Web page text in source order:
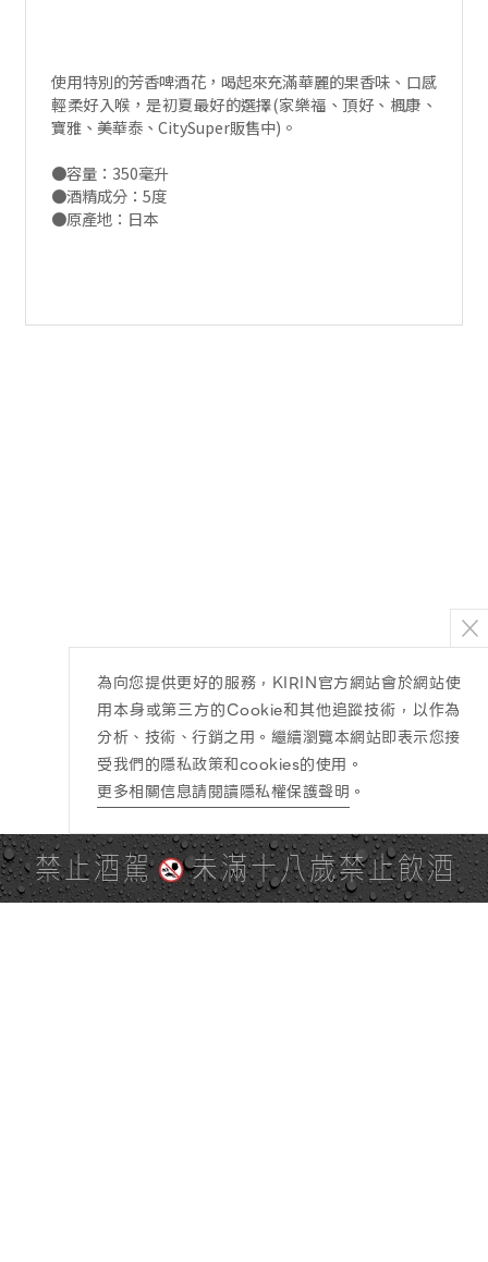
使用特別的芳香啤酒花，喝起來充滿華麗的果香味、口感
輕柔好入喉，是初夏最好的選擇(家樂福、頂好、楓康、
寶雅、美華泰、CitySuper販售中)。
●容量：350毫升
●酒精成分：5度
●原產地：日本
禁止酒駕 未滿十八歲禁止飲酒
為向您提供更好的服務，KIRIN官方網站會於網站使
用本身或第三方的Cookie和其他追蹤技術，以作為
分析、技術、行銷之用。繼續瀏覽本網站即表示您接
受我們的隱私政策和cookies的使用。
更多相關信息請閱讀隱私權保護聲明 。
PAGE TOP